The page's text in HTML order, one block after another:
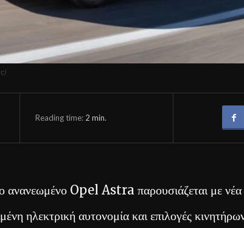
Reading time: 2 min.
Opel Astra παρουσιάζεται με νέα
ηλεκτρική αυτονομία και επιλογές